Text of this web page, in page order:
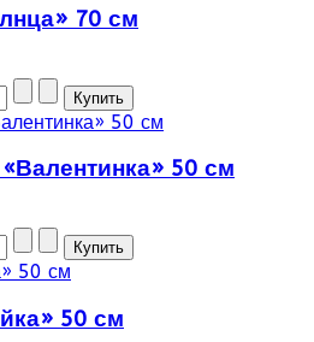
70 см
50 см
50 см